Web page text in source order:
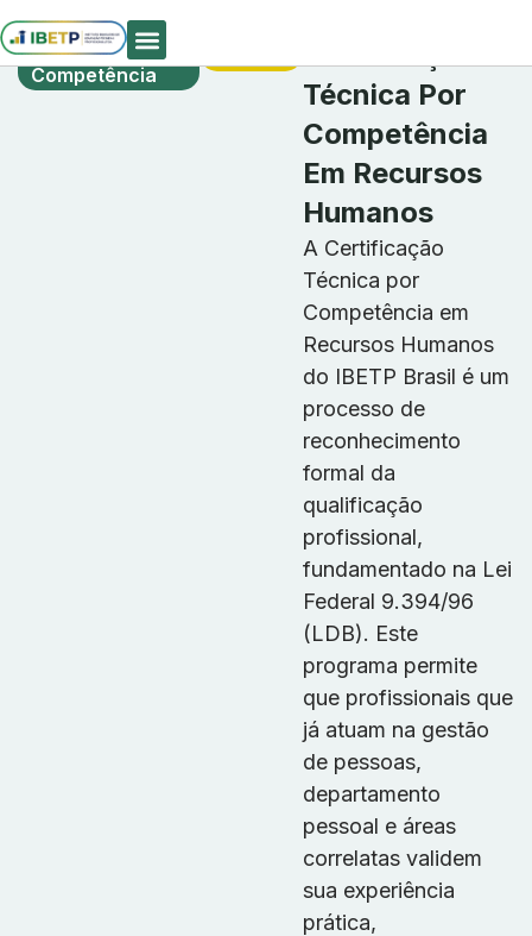
Certificação
Técnica Por
Competência
Técnica Por
Competência
Em Recursos
Humanos
A Certificação
Técnica por
Competência em
Recursos Humanos
do IBETP Brasil é um
processo de
reconhecimento
formal da
qualificação
profissional,
fundamentado na Lei
Federal 9.394/96
(LDB). Este
programa permite
que profissionais que
já atuam na gestão
de pessoas,
departamento
pessoal e áreas
correlatas validem
sua experiência
prática,